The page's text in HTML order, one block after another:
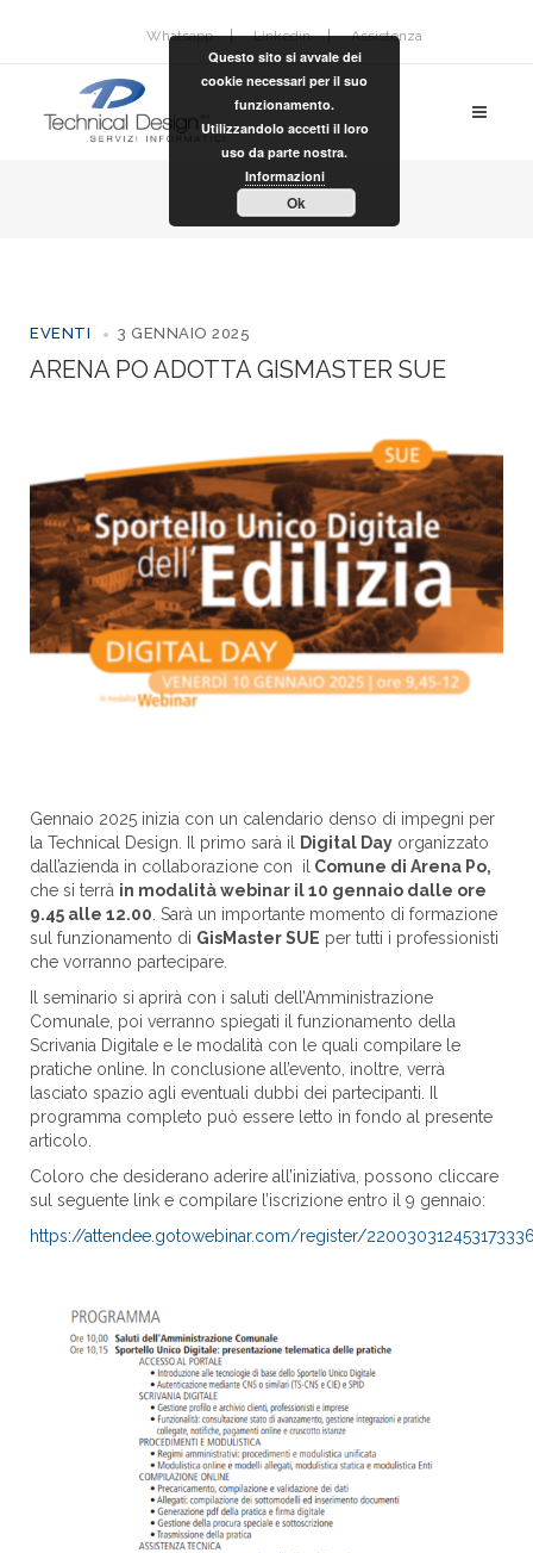
Whatsapp Linkedin Assistenza
EVENTI 3 GENNAIO 2025
ARENA PO ADOTTA GISMASTER SUE
Gennaio 2025 inizia con un calendario denso di impegni per
la Technical Design. Il primo sarà il
Digital Day organizzato
dall’azienda in collaborazione con il Comune di Arena Po,
che si terrà in modalità webinar il 10 gennaio dalle ore
9.45 alle 12.00 . Sarà un importante momento di formazione
sul funzionamento di GisMaster SUE per tutti i professionisti
che vorranno partecipare.
Il seminario si aprirà con i saluti dell’Amministrazione
Comunale, poi verranno spiegati il funzionamento della
Scrivania Digitale e le modalità con le quali compilare le
pratiche online. In conclusione all’evento, inoltre, verrà
lasciato spazio agli eventuali dubbi dei partecipanti. Il
programma completo può essere letto in fondo al presente
articolo.
Coloro che desiderano aderire all’iniziativa, possono cliccare
sul seguente link e compilare l’iscrizione entro il 9 gennaio:
https://attendee.gotowebinar.com/register/
Questo sito si avvale dei
cookie necessari per il suo
funzionamento.
Utilizzandolo accetti il loro
uso da parte nostra.
Informazioni
Ok